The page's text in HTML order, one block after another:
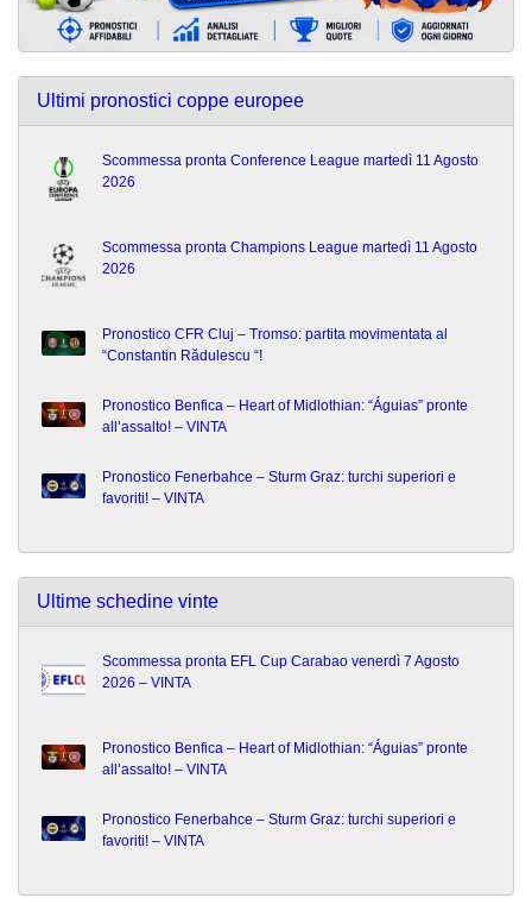
Ultimi pronostici coppe europee
Scommessa pronta Conference League martedì 11 Agosto
2026
Scommessa pronta Champions League martedì 11 Agosto
2026
Pronostico CFR Cluj – Tromso: partita movimentata al
“Constantin Rădulescu “!
Pronostico Benfica – Heart of Midlothian: “Águias” pronte
all’assalto! – VINTA
Pronostico Fenerbahce – Sturm Graz: turchi superiori e
favoriti! – VINTA
Ultime schedine vinte
Scommessa pronta EFL Cup Carabao venerdì 7 Agosto
2026 – VINTA
Pronostico Benfica – Heart of Midlothian: “Águias” pronte
all’assalto! – VINTA
Pronostico Fenerbahce – Sturm Graz: turchi superiori e
favoriti! – VINTA